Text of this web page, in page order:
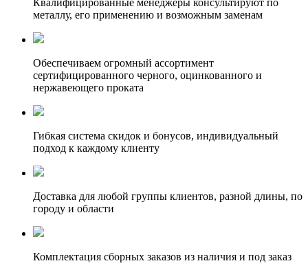
Квалифицированные менеджеры консультируют по
металлу, его применению и возможным заменам
Обеспечиваем огромный ассортимент
сертифицированного черного, оцинкованного и
нержавеющего проката
Гибкая система скидок и бонусов, индивидуальный
подход к каждому клиенту
Доставка для любой группы клиентов, разной длины, по
городу и области
Комплектация сборных заказов из наличия и под заказ